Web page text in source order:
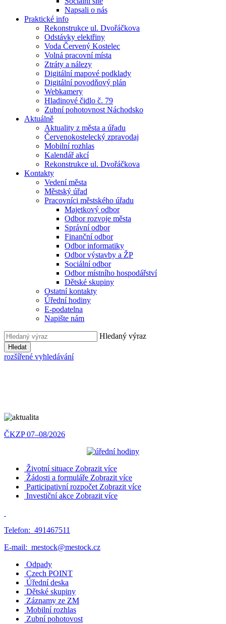
Napsali o nás
Praktické info
Rekonstrukce ul. Dvořáčkova
Odstávky elektřiny
Voda Červený Kostelec
Volná pracovní místa
Ztráty a nálezy
Digitální mapové podklady
Digitální povodňový plán
Webkamery
Hladinové čidlo č. 79
Zubní pohotovnost Náchodsko
Aktuálně
Aktuality z města a úřadu
Červenokostelecký zpravodaj
Mobilní rozhlas
Kalendář akcí
Rekonstrukce ul. Dvořáčkova
Kontakty
Vedení města
Městský úřad
Pracovníci městského úřadu
Majetkový odbor
Odbor rozvoje města
Správní odbor
Finanční odbor
Odbor informatiky
Odbor výstavby a ŽP
Sociální odbor
Odbor místního hospodářství
Dětské skupiny
Ostatní kontakty
Úřední hodiny
E-podatelna
Napište nám
Hledaný výraz
Hledat
rozšířené vyhledávání
ČKZP 07–08/2026
Životní situace Zobrazit více
Žádosti a formuláře Zobrazit více
Participativní rozpočet Zobrazit více
Investiční akce Zobrazit více
Telefon: 491467511
E-mail: mestock@mestock.cz
Odpady
Czech POINT
Úřední deska
Dětské skupiny
Záznamy ze ZM
Mobilní rozhlas
Zubní pohotovost